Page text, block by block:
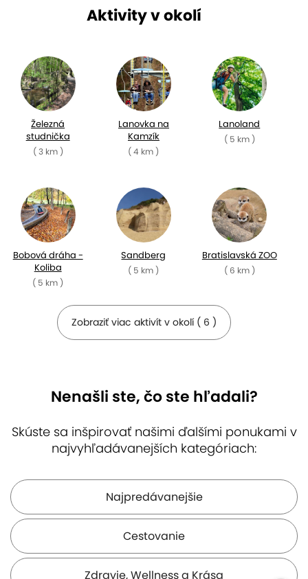
Aktivity v okolí
Železná
studnička
( 3 km )
Lanovka na
Kamzík
( 4 km )
Lanoland
( 5 km )
Bobová dráha -
Koliba
( 5 km )
Sandberg
( 5 km )
Bratislavská ZOO
( 6 km )
Zobraziť viac aktivít v okolí ( 6 )
Hrad Devín Horský park
Botanická
Nenašli ste, čo ste hľadali?
Skúste sa inšpirovať našimi ďalšími ponukami v
najvyhľadávanejších kategóriach:
Najpredávanejšie
Cestovanie
Zdravie, Wellness a Krása